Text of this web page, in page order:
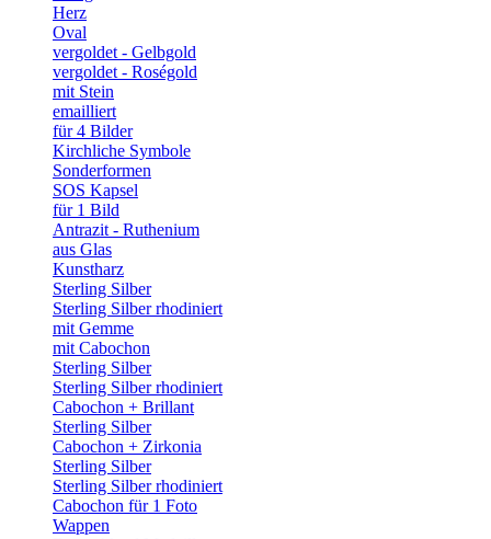
Herz
Oval
vergoldet - Gelbgold
vergoldet - Roségold
mit Stein
emailliert
für 4 Bilder
Kirchliche Symbole
Sonderformen
SOS Kapsel
für 1 Bild
Antrazit - Ruthenium
aus Glas
Kunstharz
Sterling Silber
Sterling Silber rhodiniert
mit Gemme
mit Cabochon
Sterling Silber
Sterling Silber rhodiniert
Cabochon + Brillant
Sterling Silber
Cabochon + Zirkonia
Sterling Silber
Sterling Silber rhodiniert
Cabochon für 1 Foto
Wappen